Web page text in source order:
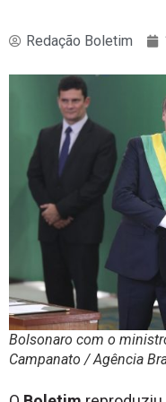
Redação Boletim
Bolsonaro com o
Campanato / Agência